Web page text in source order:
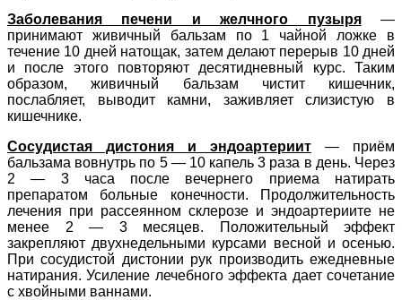
Заболевания печени и желчного пузыря—
принимают живичный бальзам по 1 чайной ложке в
течение 10 дней натощак, затем делают перерыв 10 дней
и после этого повторяют десятидневный курс. Таким
образом, живичный бальзам чистит кишечник,
послабляет, выводит камни, заживляет слизистую в
кишечнике.
Сосудистая дистония и эндоартериит — приём
бальзама вовнутрь по 5 — 10 капель 3 раза в день. Через
2 — 3 часа после вечернего приема натирать
препаратом больные конечности. Продолжительность
лечения при рассеянном склерозе и эндоартериите не
менее 2 — 3 месяцев. Положительный эффект
закрепляют двухнедельными курсами весной и осенью.
При сосудистой дистонии рук производить ежедневные
натирания. Усиление лечебного эффекта дает сочетание
с хвойными ваннами.